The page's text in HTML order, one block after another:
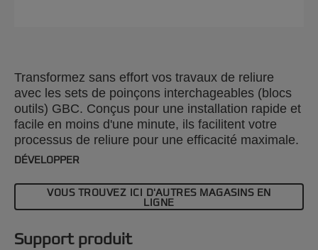
Transformez sans effort vos travaux de reliure
avec les sets de poinçons interchageables (blocs
outils) GBC. Conçus pour une installation rapide et
facile en moins d'une minute, ils facilitent votre
processus de reliure pour une efficacité maximale.
Ce set d'outils de reliure est compatible avec
notre large gamme de blocs outils pour améliorer
vos projets avec précision et style.
DÉVELOPPER
VOUS TROUVEZ ICI D'AUTRES MAGASINS EN
LIGNE
Support produit